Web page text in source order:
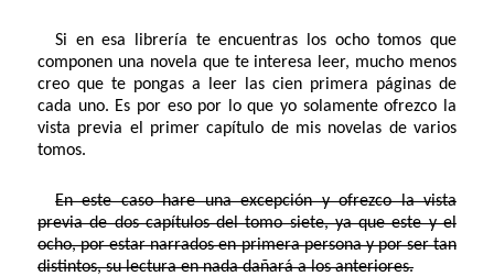
Si en esa librería te encuentras los ocho tomos que
componen una novela que te interesa leer, mucho menos
creo que te pongas a leer las cien primera páginas de
cada uno. Es por eso por lo que yo solamente ofrezco la
vista previa el primer capítulo de mis novelas de varios
tomos.
En este caso hare una excepción y ofrezco la vista
previa de dos capítulos del tomo siete, ya que este y el
ocho, por estar narrados en primera persona y por ser tan
distintos, su lectura en nada dañará a los anteriores.